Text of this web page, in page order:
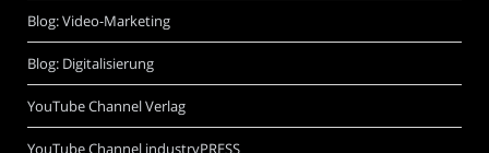
Blog: Video-Marketing
Blog: Digitalisierung
YouTube Channel Verlag
YouTube Channel industryPRESS